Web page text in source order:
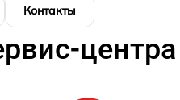
Контакты
центра